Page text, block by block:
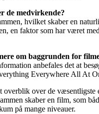
de medvirkende?
hvilket skaber en
en faktor som har været
om baggrunden for
anbefales det at
Everywhere All At
overblik over de væsentligste
skaber en film, som
på mange niveauer.